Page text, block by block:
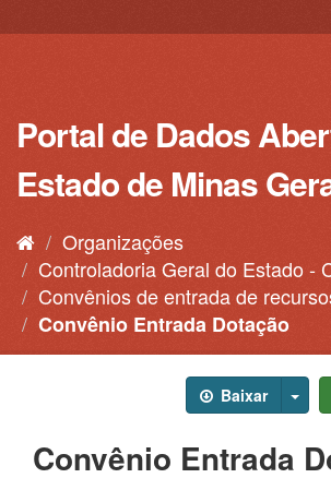
para
Portal de Dados
Estado de Minas
Organizações
Controladoria Geral do Estado -
Convênios de entrada de
Convênio Entrada Dotação
Baixar
Convênio Entrada